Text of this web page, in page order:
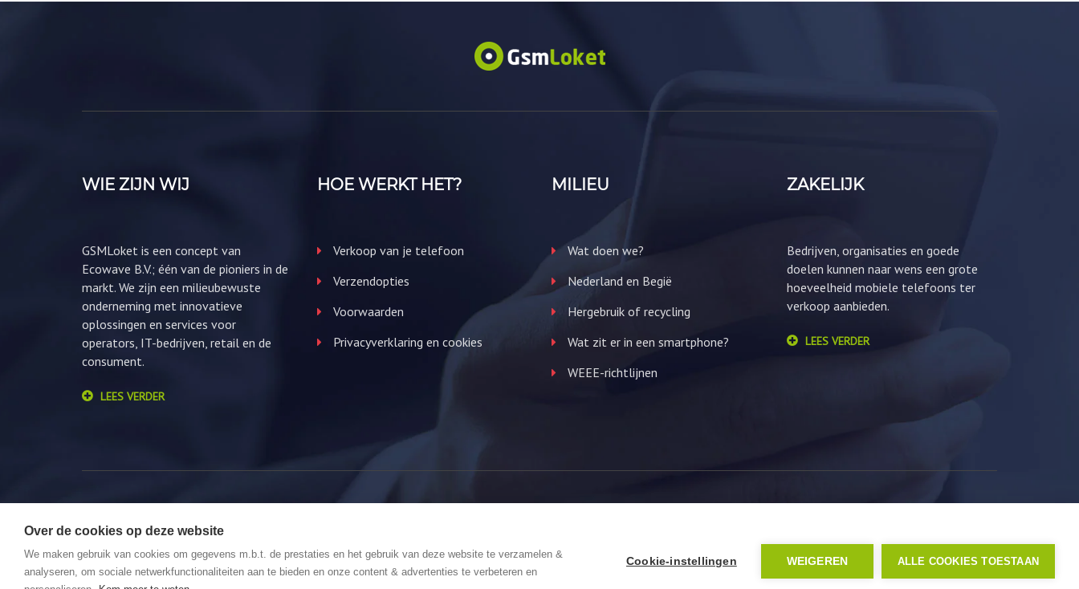
WIE ZIJN WIJ
GSMLoket is een concept van
Ecowave B.V.; één van de pioniers in de
markt. We zijn een milieubewuste
onderneming met innovatieve
oplossingen en services voor
operators, IT-bedrijven, retail en de
consument.
LEES VERDER
HOE WERKT HET?
Verkoop van je telefoon
Verzendopties
Voorwaarden
Privacyverklaring en cookies
MILIEU
Wat doen we?
Nederland en Begië
Hergebruik of recycling
Wat zit er in een smartphone?
WEEE-richtlijnen
ZAKELIJK
Bedrijven, organisaties en goede
doelen kunnen naar wens een grote
hoeveelheid mobiele telefoons ter
verkoop aanbieden.
LEES VERDER
© 2026 GSMLoket. All Rights Reserved. Website by
Over de cookies op deze website
We maken gebruik van cookies om gegevens m.b.t. de prestaties en het gebruik van deze website te verzamelen &
analyseren, om sociale netwerkfunctionaliteiten aan te bieden en onze content & advertenties te verbeteren en
Cookie-instellingen WEIGEREN ALLE COOKIES TOESTAAN